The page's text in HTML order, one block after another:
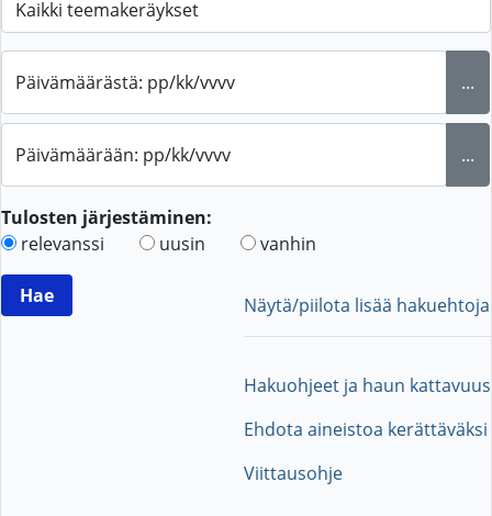
Päivämäärästä: pp/kk/vvvv ...
Päivämäärään: pp/kk/vvvv ...
Tulosten järjestäminen:
relevanssi
uusin vanhin
Näytä/piilota lisää hakuehtoja
Hakuohjeet ja haun kattavuus
Ehdota aineistoa kerättäväksi
Viittausohje